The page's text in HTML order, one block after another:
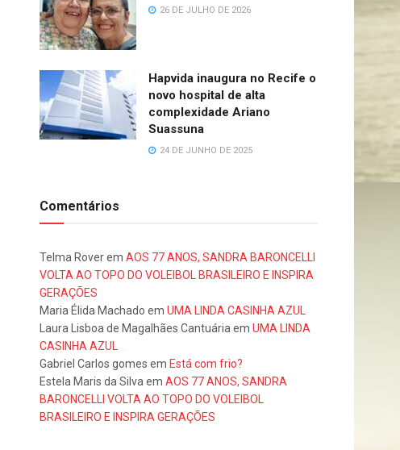
26 DE JULHO DE 2026
Hapvida inaugura no Recife o
novo hospital de alta
complexidade Ariano
Suassuna
24 DE JUNHO DE 2025
Comentários
Telma Roverem AOS 77 ANOS, SANDRA BARONCELLI
VOLTA AO TOPO DO VOLEIBOL BRASILEIRO E INSPIRA
GERAÇÕES
Maria Élida Machado em UMA LINDA CASINHA AZUL
Laura Lisboa de Magalhães Cantuária em UMA LINDA
CASINHA AZUL
Gabriel Carlos gomes em Está com frio?
Estela Maris da Silva em AOS 77 ANOS, SANDRA
BARONCELLI VOLTA AO TOPO DO VOLEIBOL
BRASILEIRO E INSPIRA GERAÇÕES